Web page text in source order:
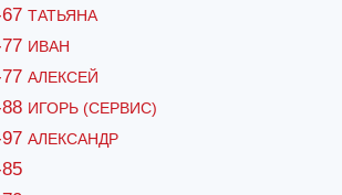
ТАТЬЯНА
ИВАН
АЛЕКСЕЙ
ИГОРЬ (СЕРВИС)
АЛЕКСАНДР